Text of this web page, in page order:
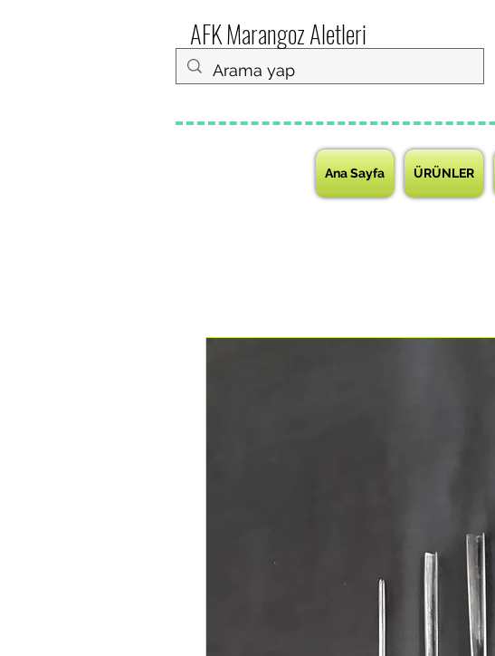
AFK Marangoz Aletleri
Ana Sayfa ÜRÜNLER